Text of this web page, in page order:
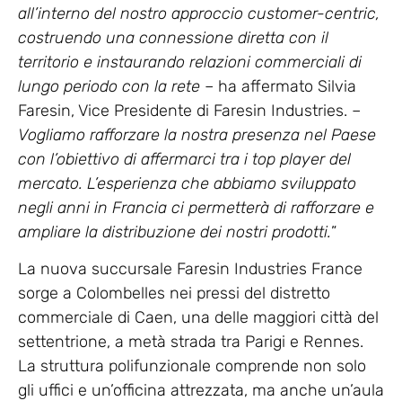
all’interno del nostro approccio customer-centric,
costruendo una connessione diretta con il
territorio e instaurando relazioni commerciali di
lungo periodo con la rete – ha affermato Silvia
Faresin, Vice Presidente di Faresin Industries. –
Vogliamo rafforzare la nostra presenza nel Paese
con l’obiettivo di affermarci tra i top player del
mercato. L’esperienza che abbiamo sviluppato
negli anni in Francia ci permetterà di rafforzare e
ampliare la distribuzione dei nostri prodotti.”
La nuova succursale Faresin Industries France
sorge a Colombelles nei pressi del distretto
commerciale di Caen, una delle maggiori città del
settentrione, a metà strada tra Parigi e Rennes.
La struttura polifunzionale comprende non solo
gli uffici e un’officina attrezzata, ma anche un’aula